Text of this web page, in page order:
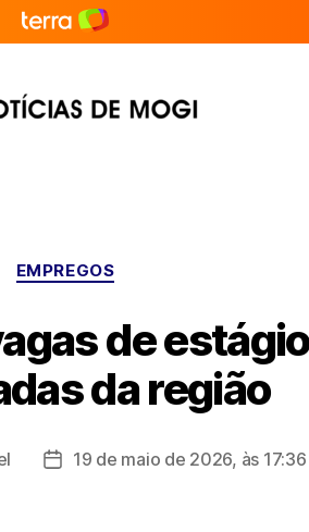
Categorias
EMPREGOS
de
da região
Data19 de maio de 2026, às 17:36